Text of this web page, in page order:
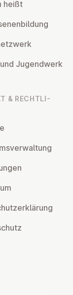
heißt
Ju­gend­werk
& RECHT­LI­